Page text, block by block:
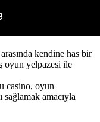
kendine has bir
oyun yelpazesi ile
casino, oyun
sağlamak amacıyla